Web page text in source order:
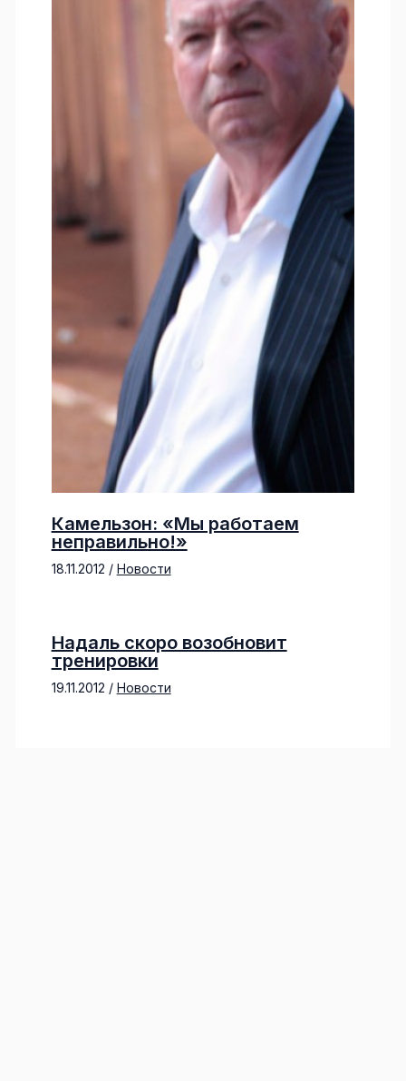
Камельзон: «Мы работаем
неправильно!»
18.11.2012 / Новости
Надаль скоро возобновит
тренировки
19.11.2012 / Новости